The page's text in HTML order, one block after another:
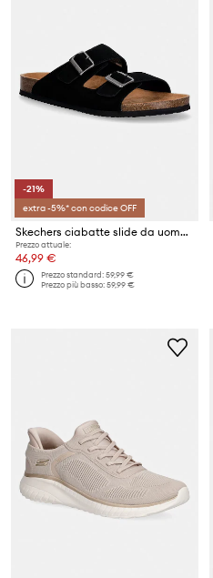
-21%
extra -5%* con codice OFF
Skechers ciabatte slide da uomo in scamoscio AIDAN
Prezzo attuale:
46,99 €
Prezzo standard:59,99 €
Prezzo più basso:59,99 €